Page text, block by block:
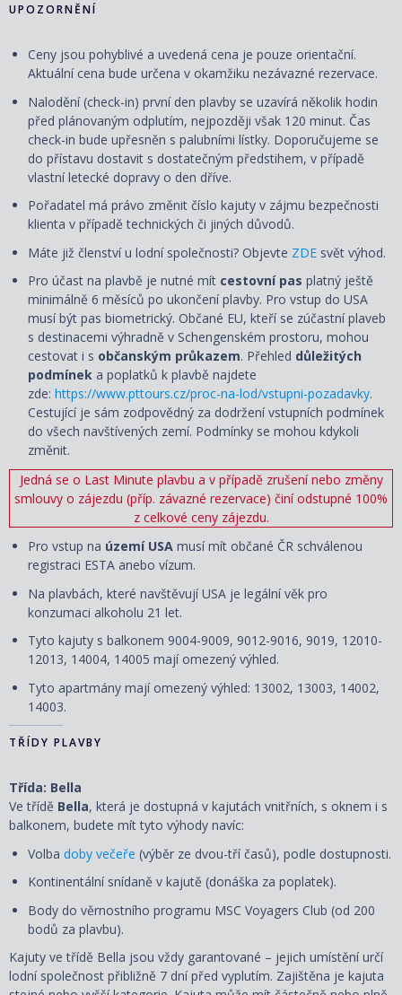
UPOZORNĚNÍ
Ceny jsou pohyblivé a uvedená cena je pouze orientační.
Aktuální cena bude určena v okamžiku nezávazné rezervace.
Nalodění (check-in) první den plavby se uzavírá několik hodin
před plánovaným odplutím, nejpozději však 120 minut. Čas
check-in bude upřesněn s palubními lístky. Doporučujeme se
do přístavu dostavit s dostatečným předstihem, v případě
vlastní letecké dopravy o den dříve.
Pořadatel má právo změnit číslo kajuty v zájmu bezpečnosti
klienta v případě technických či jiných důvodů.
Máte již členství u lodní společnosti? Objevte ZDE svět výhod.
Pro účast na plavbě je nutné mít cestovní pas platný ještě
minimálně 6 měsíců po ukončení plavby. Pro vstup do USA
musí být pas biometrický. Občané EU, kteří se zúčastní plaveb
s destinacemi výhradně v Schengenském prostoru, mohou
cestovat i s občanským průkazem. Přehled důležitých
podmínek a poplatků k plavbě najdete
zde: https://www.pttours.cz/proc-na-lod/vstupni-pozadavky.
Cestující je sám zodpovědný za dodržení vstupních podmínek
do všech navštívených zemí. Podmínky se mohou kdykoli
změnit.
Jedná se o Last Minute plavbu a v případě zrušení nebo změny
smlouvy o zájezdu (příp. závazné rezervace) činí odstupné 100%
z celkové ceny zájezdu.
Pro vstup na území USA musí mít občané ČR schválenou
registraci ESTA anebo vízum.
Na plavbách, které navštěvují USA je legální věk pro
konzumaci alkoholu 21 let.
Tyto kajuty s balkonem 9004-9009, 9012-9016, 9019, 12010-
12013, 14004, 14005 mají omezený výhled.
Tyto apartmány mají omezený výhled: 13002, 13003, 14002,
14003.
TŘÍDY PLAVBY
Třída: Bella
Ve třídě Bella, která je dostupná v kajutách vnitřních, s oknem i s
balkonem, budete mít tyto výhody navíc:
Volba doby večeře (výběr ze dvou-tří časů), podle dostupnosti.
Kontinentální snídaně v kajutě (donáška za poplatek).
Body do věrnostního programu MSC Voyagers Club (od 200
bodů za plavbu).
Kajuty ve třídě Bella jsou vždy garantované – jejich umístění určí
lodní společnost přibližně 7 dní před vyplutím. Zajištěna je kajuta